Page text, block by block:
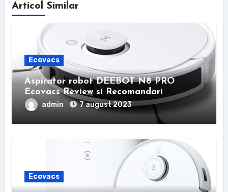
Articol Similar
Ecovacs
Aspirator robot DEEBOT N8 PRO
Ecovacs Review si Recomandari
admin 7 august 2023
Ecovacs